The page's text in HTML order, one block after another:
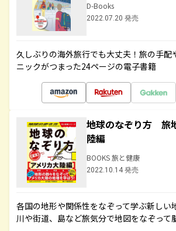
D-Books
2022.07.20 発売
久しぶりの海外旅行でも大丈夫！旅の手配
ニックがつまった24ページの電子書籍
地球のなぞり方 旅
陸編
BOOKS 旅と健康
2022.10.14 発売
各国の地形や関係性をなぞって学ぶ新しい
川や街道、島など旅気分で地図をなぞって